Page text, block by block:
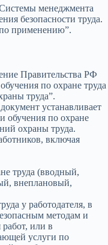
менеджмента
безопасности труда.
применению”.
Правительства РФ
по охране труда
труда”.
устанавливает
обучения по охране
охраны труда.
включая
труда (вводный,
внеплановый,
у работодателя, в
методам и
или в
услуги по